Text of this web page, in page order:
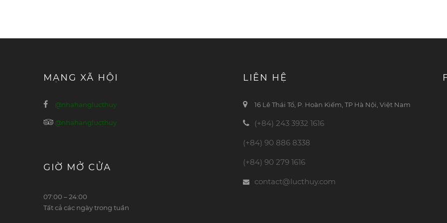
MẠNG XÃ HỘI
@nhahanglucthuy
@nhahanglucthuy
GIỜ MỞ CỬA
07:00 – 24:00
Tất cả các ngày trong tuần
LIÊN HỆ
16 Lê Thái Tổ, P. Hoàn Kiếm, TP Hà Nội, Việt Nam
(+84) 243 3932 1616
(+84) 90 886 8338
(+84) 90 279 1616
contact@lucthuy.com